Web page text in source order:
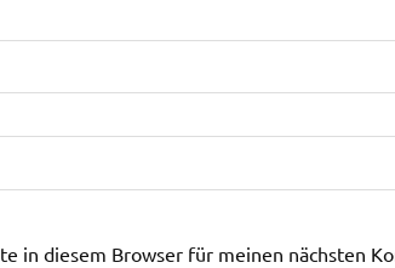
in diesem Browser für meinen nächsten